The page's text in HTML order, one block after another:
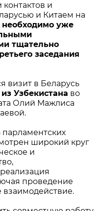
и
и Китаем на
необходимо уже
тщательно
заседания
визит в Беларусь
Узбекистана во
Олий Мажлиса
широкий круг
и
проведение